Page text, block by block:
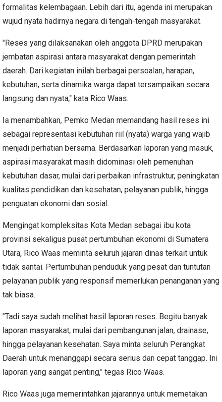
formalitas kelembagaan. Lebih dari itu, agenda ini merupakan
wujud nyata hadirnya negara di tengah-tengah masyarakat.
​"Reses yang dilaksanakan oleh anggota DPRD merupakan
jembatan aspirasi antara masyarakat dengan pemerintah
daerah. Dari kegiatan inilah berbagai persoalan, harapan,
kebutuhan, serta dinamika warga dapat tersampaikan secara
langsung dan nyata," kata Rico Waas.
Ia menambahkan, Pemko Medan memandang hasil reses ini
sebagai representasi kebutuhan riil (nyata) warga yang wajib
menjadi perhatian bersama. Berdasarkan laporan yang masuk,
aspirasi masyarakat masih didominasi oleh pemenuhan
kebutuhan dasar, mulai dari perbaikan infrastruktur, peningkatan
kualitas pendidikan dan kesehatan, pelayanan publik, hingga
penguatan ekonomi dan sosial.
Mengingat kompleksitas Kota Medan sebagai ibu kota
provinsi sekaligus pusat pertumbuhan ekonomi di Sumatera
Utara, Rico Waas meminta seluruh jajaran dinas terkait untuk
tidak santai. Pertumbuhan penduduk yang pesat dan tuntutan
pelayanan publik yang responsif memerlukan penanganan yang
tak biasa.
​"Tadi saya sudah melihat hasil laporan reses. Begitu banyak
laporan masyarakat, mulai dari pembangunan jalan, drainase,
hingga pelayanan kesehatan. Saya minta seluruh Perangkat
Daerah untuk menanggapi secara serius dan cepat tanggap. Ini
laporan yang sangat penting," tegas Rico Waas.
Rico Waas juga memerintahkan jajarannya untuk memetakan